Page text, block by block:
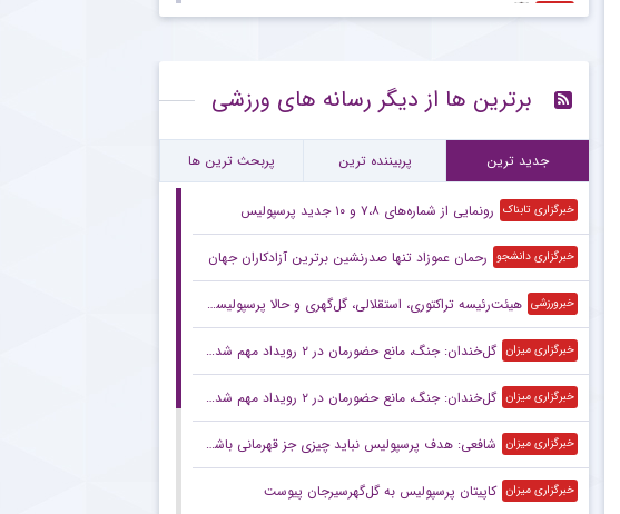
۱۵:۴۵
۱۵:۴۱ پیام معنادار پیشکسوت استقلال درباره قرارداد رضاییان
۱۵:۳۷ آخرین بازی تدارکاتی استقلال پیش از لیگ + جزئیات
برترین ها از دیگر رسانه های ورزشی
جدید ترین پربیننده ترین پربحث ترین ها
خبرگزاری تابناک رونمایی از شماره‌های ۷،۸ و ۱۰ جدید پرسپولیس
خبرگزاری دانشجو رحمان عموزاد تنها صدرنشین برترین آزادکاران جهان
خبرورزشی هیئت‌رئیسه تراکتوری، استقلالی، گل‌گهری و حالا پرسپولیسی! انتصاب‌های عجیب در باشگاه‌های خاص؛ فدراسیون حتما جوابگو باشد
خبرگزاری میزان گل‌خندان: جنگ، مانع حضورمان در ۲ رویداد مهم شد/ با قدرت برای بازی‌های آسیایی و سهمیه المپیک می‌جنگیم
خبرگزاری میزان گل‌خندان: جنگ، مانع حضورمان در ۲ رویداد مهم شد/ با قدرت برای بازی‌های آسیایی و سهمیه المپیک می‌جنگیم
خبرگزاری میزان شافعی: هدف پرسپولیس نباید چیزی جز قهرمانی باشد/ برای جام ملت‌ها باید از برخی چهره‌ها عبور کنیم
خبرگزاری میزان کاپیتان پرسپولیس به گل‌گهرسیرجان پیوست